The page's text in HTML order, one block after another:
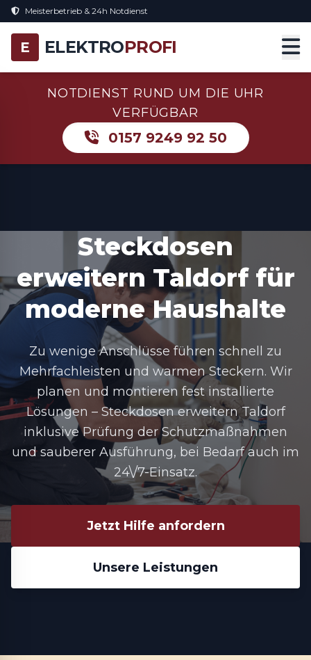
Meisterbetrieb & 24h Notdienst
E ELEKTROPROFI
NOTDIENST RUND UM DIE UHR
VERFÜGBAR
0157 9249 92 50
Steckdosen
erweitern Taldorf für
moderne Haushalte
Zu wenige Anschlüsse führen schnell zu
Mehrfachleisten und warmen Steckern. Wir
planen und montieren fest installierte
Lösungen – Steckdosen erweitern Taldorf
inklusive Prüfung der Schutzmaßnahmen
und sauberer Ausführung, bei Bedarf auch im
24\/7-Einsatz.
Jetzt Hilfe anfordern
Unsere Leistungen